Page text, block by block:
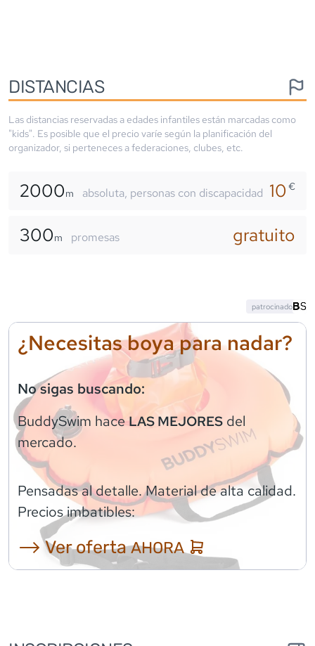
DISTANCIAS
Las distancias reservadas a edades infantiles están marcadas como
"kids". Es posible que el precio varíe según la planificación del
organizador, si perteneces a federaciones, clubes, etc.
2000m absoluta, personas con discapacidad 10€
300m promesas gratuito
¿Necesitas boya para nadar?
No sigas buscando:
BuddySwim haceLAS MEJORES del
mercado.
Pensadas al detalle. Material de alta calidad.
Precios imbatibles:
⟶ Ver ofertaAHORA
patrocinado